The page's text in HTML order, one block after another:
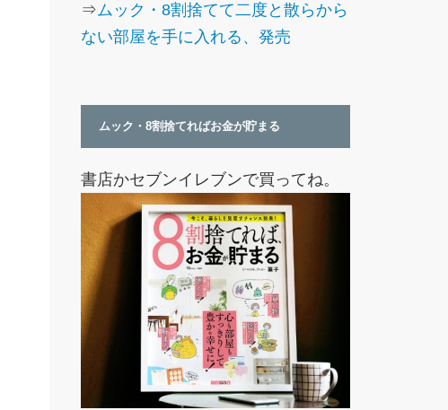
⇒ムック・8割捨てて二度と散らから
ない部屋を手に入れる、発売
ムック・8割捨てればお金が貯まる
書店かセブンイレブンで買ってね。